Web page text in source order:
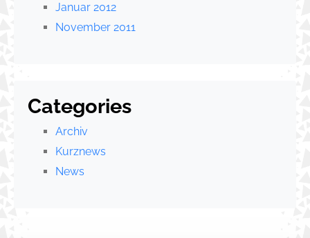
Januar 2012
November 2011
Categories
Archiv
Kurznews
News